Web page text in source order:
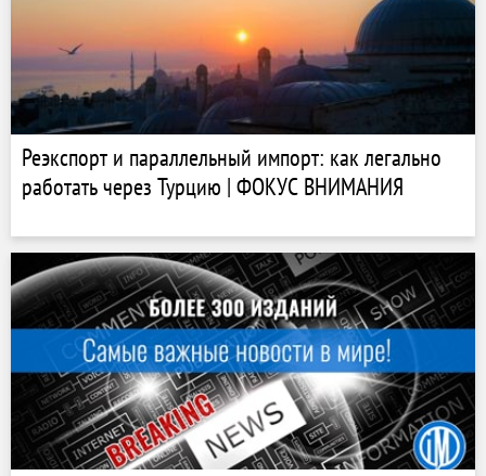
Реэкспорт и параллельный импорт: как легально
работать через Турцию | ФОКУС ВНИМАНИЯ